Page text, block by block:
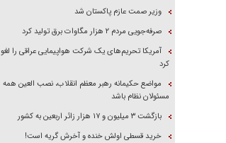
وزیر صمت عازم پاکستان شد
صرفه‌جویی مردم ۲ هزار مگاوات برق تولید کرد
آمریکا تحریم‌های یک شرکت هواپیمایی عراقی را لغو
کرد
مواضع حکیمانه رهبر معظم انقلاب، نصب العین همه
مسئولان نظام باشد
بازگشت ۳ میلیون و ۱۷ هزار زائر اربعین به کشور
خرید قسطی اولش خنده و آخرش گریه است!